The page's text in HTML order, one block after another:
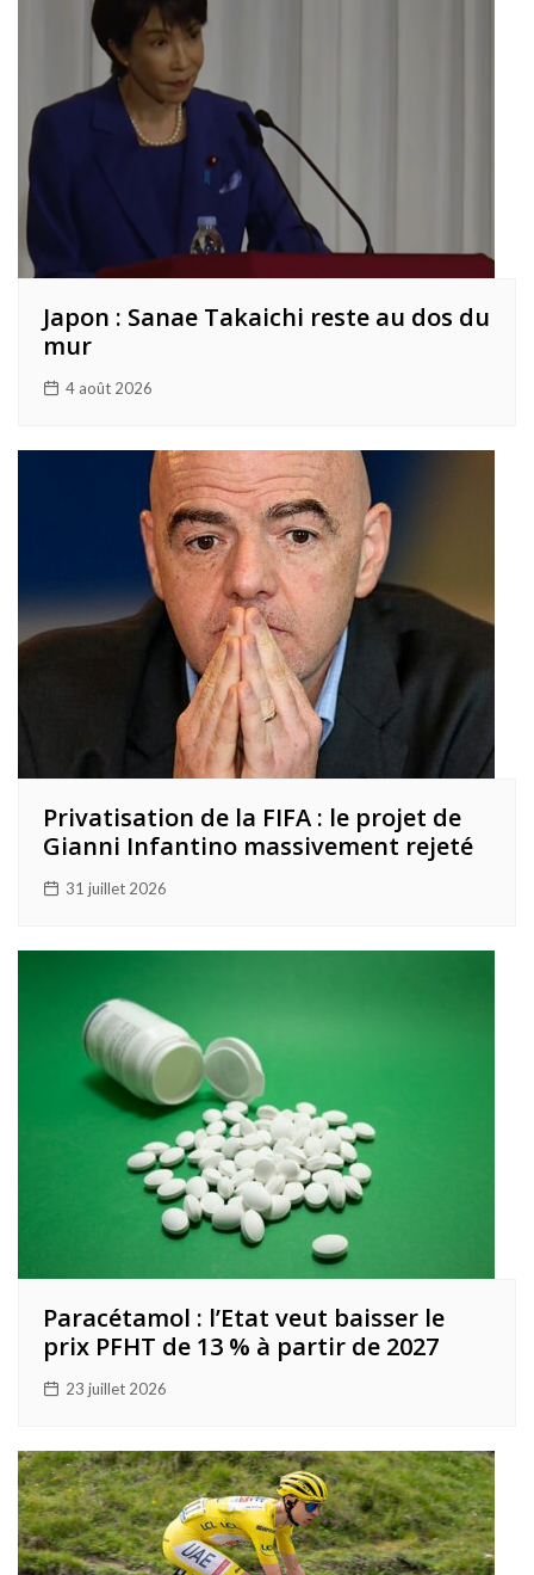
Japon : Sanae Takaichi reste au dos du
mur
4 août 2026
Privatisation de la FIFA : le projet de
Gianni Infantino massivement rejeté
31 juillet 2026
Paracétamol : l’Etat veut baisser le
prix PFHT de 13 % à partir de 2027
23 juillet 2026